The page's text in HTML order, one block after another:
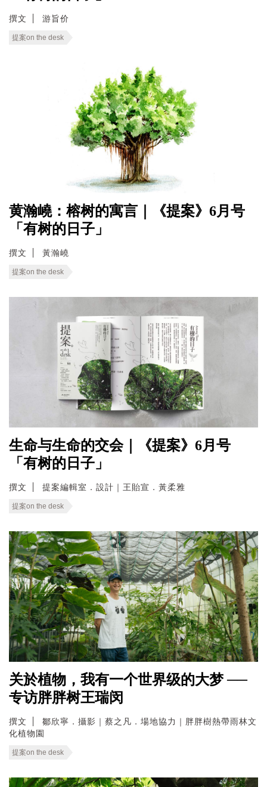
撰文 游旨价
提案on the desk
黄瀚嶢：榕树的寓言｜《提案》6月号
「有树的日子」
撰文 黃瀚嶢
提案on the desk
生命与生命的交会｜《提案》6月号
「有树的日子」
撰文 提案編輯室．設計｜王貽宣．黃柔雅
提案on the desk
关於植物，我有一个世界级的大梦 ──
专访胖胖树王瑞闵
撰文
鄒欣寧．攝影｜蔡之凡．場地協力｜胖胖樹熱帶雨林文
化植物園
提案on the desk